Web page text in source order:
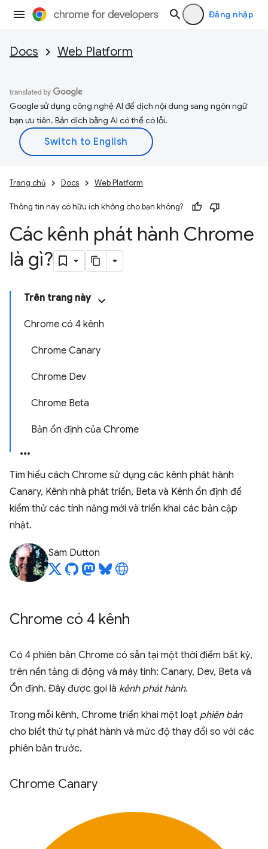
Đăng nhập
Docs Web Platform
Google sử dụng công nghệ AI để dịch nội dung sang ngôn ngữ
bạn ưu tiên. Bản dịch bằng AI có thể có lỗi.
Trang chủ Docs Web Platform
Thông tin này có hữu ích không cho bạn không?
Các kênh phát hành Chrome
là gì?
Trên trang này
Chrome có 4 kênh
Chrome Canary
Chrome Dev
Chrome Beta
Bản ổn định của Chrome
Tìm hiểu cách Chrome sử dụng các kênh phát hành
Canary, Kênh nhà phát triển, Beta và Kênh ổn định để
kiểm thử các tính năng mới và triển khai các bản cập
nhật.
Sam Dutton
Chrome có 4 kênh
Có 4 phiên bản Chrome có sẵn tại một thời điểm bất kỳ,
trên nền tảng di động và máy tính: Canary, Dev, Beta và
Ổn định. Đây được gọi là kênh phát hành.
Trong mỗi kênh, Chrome triển khai một loạt phiên bản
cho biết thứ tự phát hành và mức độ thay đổi so với các
phiên bản trước.
Chrome Canary